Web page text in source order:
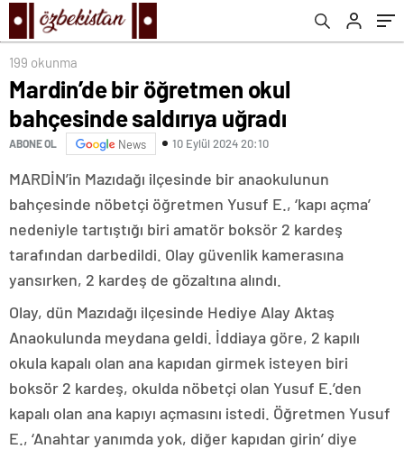
199 okunma
Mardin’de bir öğretmen okul
bahçesinde saldırıya uğradı
ABONE OL News 10 Eylül 2024 20:10
MARDİN’in Mazıdağı ilçesinde bir anaokulunun
bahçesinde nöbetçi öğretmen Yusuf E., ‘kapı açma’
nedeniyle tartıştığı biri amatör boksör 2 kardeş
tarafından darbedildi. Olay güvenlik kamerasına
yansırken, 2 kardeş de gözaltına alındı.
Olay, dün Mazıdağı ilçesinde Hediye Alay Aktaş
Anaokulunda meydana geldi. İddiaya göre, 2 kapılı
okula kapalı olan ana kapıdan girmek isteyen biri
boksör 2 kardeş, okulda nöbetçi olan Yusuf E.’den
kapalı olan ana kapıyı açmasını istedi. Öğretmen Yusuf
E., ‘Anahtar yanımda yok, diğer kapıdan girin’ diye